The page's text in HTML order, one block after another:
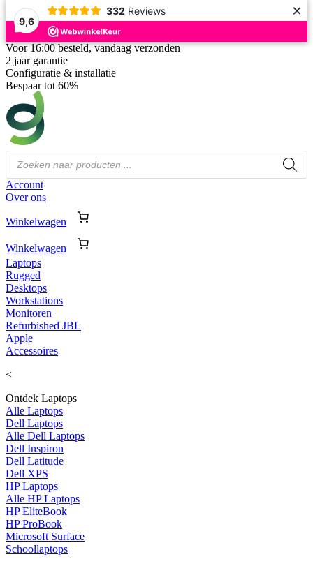
9,6
332 Reviews ×
Voor 16:00 besteld, vandaag verzonden
2 jaar garantie
Configuratie & installatie
Bespaar tot 60%
Producten
zoeken
Account
Over ons
Winkelwagen
Winkelwagen
Laptops
Rugged
Desktops
Workstations
Monitoren
Refurbished JBL
Apple
Accessoires
<
Ontdek Laptops
Alle Laptops
Dell Laptops
Alle Dell Laptops
Dell Inspiron
Dell Latitude
Dell XPS
HP Laptops
Alle HP Laptops
HP EliteBook
HP ProBook
Microsoft Surface
Schoollaptops